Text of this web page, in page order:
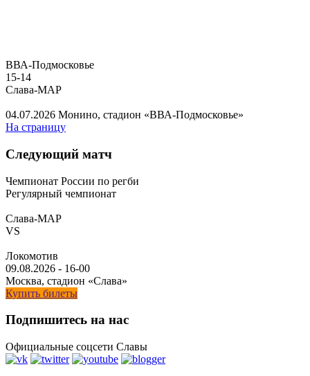
ВВА-Подмосковье
15-14
Слава-МАР
04.07.2026 Монино, стадион «ВВА-Подмосковье»
На страницу
Следующий матч
Чемпионат России по регби
Регулярный чемпионат
Слава-МАР
VS
Локомотив
09.08.2026 - 16-00
Москва, стадион «Слава»
Купить билеты
Подпишитесь на нас
Официальные соцсети Славы